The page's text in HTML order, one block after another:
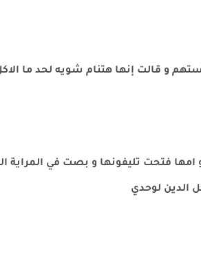
و قالت إنها هتنام شويه لحد ما
امها فتحت تليفونها و بصت في
الدين لوحدي